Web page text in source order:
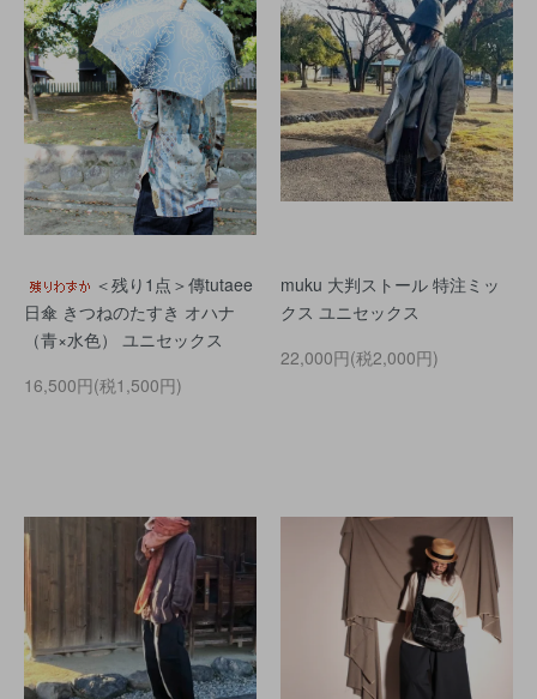
＜残り1点＞傳tutaee
日傘 きつねのたすき オハナ
（青×水色） ユニセックス
16,500円(税1,500円)
muku 大判ストール 特注ミッ
クス ユニセックス
22,000円(税2,000円)